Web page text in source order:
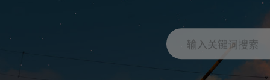
输入关键词搜索